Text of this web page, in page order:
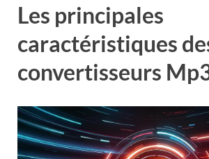
Les principales
caractéristiques
convertisseurs